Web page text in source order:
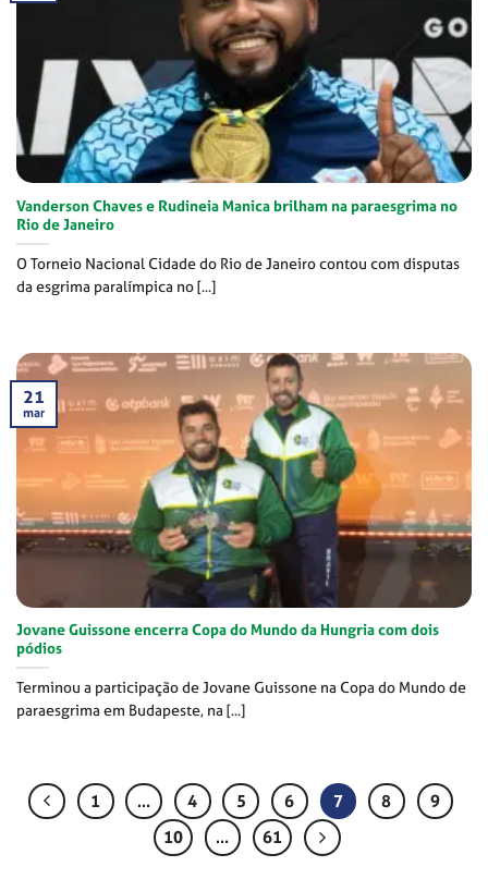
Vanderson Chaves e Rudineia Manica brilham na paraesgrima no
Rio de Janeiro
O Torneio Nacional Cidade do Rio de Janeiro contou com disputas
da esgrima paralímpica no [...]
Jovane Guissone encerra Copa do Mundo da Hungria com dois
pódios
Terminou a participação de Jovane Guissone na Copa do Mundo de
paraesgrima em Budapeste, na [...]
21
mar
1 … 4 5 6 7 8
9
10
… 61